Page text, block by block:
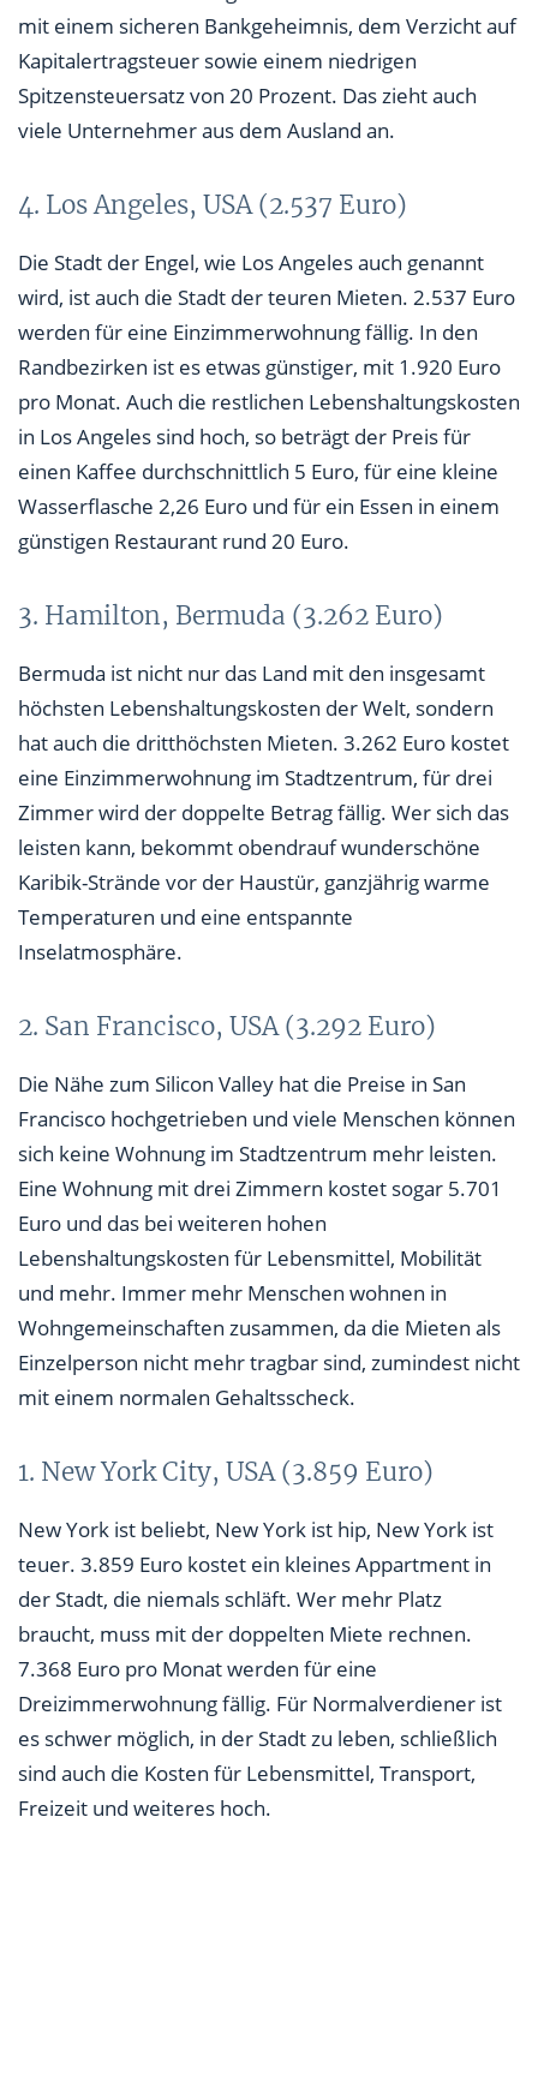
mit einem sicheren Bankgeheimnis, dem Verzicht auf
Kapitalertragsteuer sowie einem niedrigen
Spitzensteuersatz von 20 Prozent. Das zieht auch
viele Unternehmer aus dem Ausland an.
4. Los Angeles, USA (2.537 Euro)
Die Stadt der Engel, wie Los Angeles auch genannt
wird, ist auch die Stadt der teuren Mieten. 2.537 Euro
werden für eine Einzimmerwohnung fällig. In den
Randbezirken ist es etwas günstiger, mit 1.920 Euro
pro Monat. Auch die restlichen Lebenshaltungskosten
in Los Angeles sind hoch, so beträgt der Preis für
einen Kaffee durchschnittlich 5 Euro, für eine kleine
Wasserflasche 2,26 Euro und für ein Essen in einem
günstigen Restaurant rund 20 Euro.
3. Hamilton, Bermuda (3.262 Euro)
Bermuda ist nicht nur das Land mit den insgesamt
höchsten Lebenshaltungskosten der Welt, sondern
hat auch die dritthöchsten Mieten. 3.262 Euro kostet
eine Einzimmerwohnung im Stadtzentrum, für drei
Zimmer wird der doppelte Betrag fällig. Wer sich das
leisten kann, bekommt obendrauf wunderschöne
Karibik-Strände vor der Haustür, ganzjährig warme
Temperaturen und eine entspannte
Inselatmosphäre.
2. San Francisco, USA (3.292 Euro)
Die Nähe zum Silicon Valley hat die Preise in San
Francisco hochgetrieben und viele Menschen können
sich keine Wohnung im Stadtzentrum mehr leisten.
Eine Wohnung mit drei Zimmern kostet sogar 5.701
Euro und das bei weiteren hohen
Lebenshaltungskosten für Lebensmittel, Mobilität
und mehr. Immer mehr Menschen wohnen in
Wohngemeinschaften zusammen, da die Mieten als
Einzelperson nicht mehr tragbar sind, zumindest nicht
mit einem normalen Gehaltsscheck.
1. New York City, USA (3.859 Euro)
New York ist beliebt, New York ist hip, New York ist
teuer. 3.859 Euro kostet ein kleines Appartment in
der Stadt, die niemals schläft. Wer mehr Platz
braucht, muss mit der doppelten Miete rechnen.
7.368 Euro pro Monat werden für eine
Dreizimmerwohnung fällig. Für Normalverdiener ist
es schwer möglich, in der Stadt zu leben, schließlich
sind auch die Kosten für Lebensmittel, Transport,
Freizeit und weiteres hoch.